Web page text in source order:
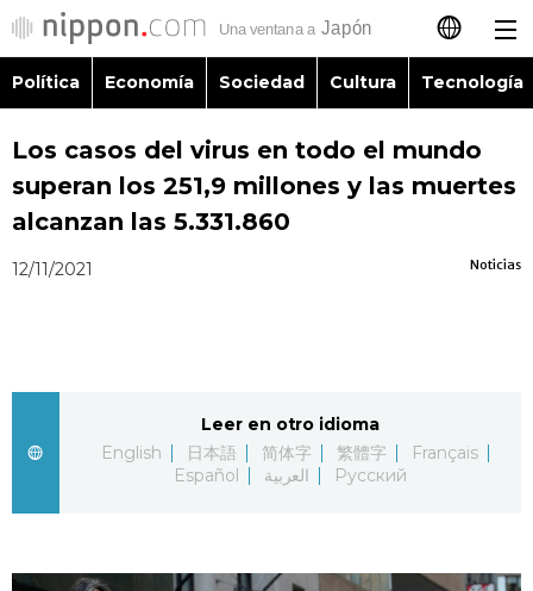
日本語
English
Русский
Política
Vida
Política Economía Sociedad Cultura Tecnología
Los casos del virus en todo el mundo
superan los 251,9 millones y las muertes
alcanzan las 5.331.860
Noticias
12/11/2021
Leer en otro idioma
English
日本語 简体字 繁體字
Français
Español
العربية Русский